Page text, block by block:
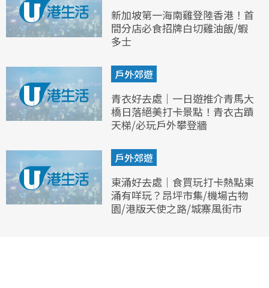
新加坡第一海南雞登陸香港！首
間分店必食招牌白切雞油飯/蝦
多士
戶外郊遊
青衣好去處｜一日遊推介青馬大
橋日落絕美打卡景點！青衣古蹟
天梯/必玩戶外攀登牆
戶外郊遊
東涌好去處｜食買玩打卡熱點東
涌有咩玩？昂坪市集/機場古物
園/港版天使之路/城寨風街市